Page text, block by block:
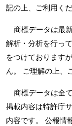
記の上、ご利用くだ
商標データは最
解析・分析を行っ
をつけております
ん。 ご理解の上、
商標データは全
掲載内容は特許庁
内容です。 公報情